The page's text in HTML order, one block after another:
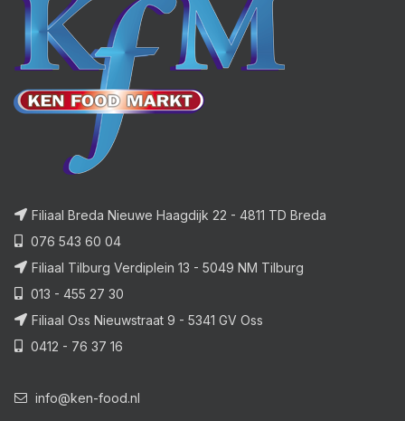
Filiaal Breda Nieuwe Haagdijk 22 - 4811 TD Breda
076 543 60 04
Filiaal Tilburg Verdiplein 13 - 5049 NM Tilburg
013 - 455 27 30
Filiaal Oss Nieuwstraat 9 - 5341 GV Oss
0412 - 76 37 16
info@ken-food.nl